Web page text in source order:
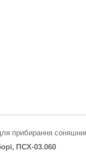
прибирання
ПСХ-03.060